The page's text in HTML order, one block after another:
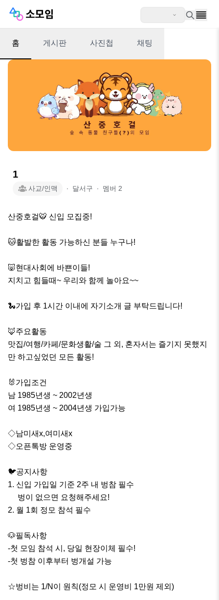
홈 게시판 사진첩 채팅
1
사교/인맥 ∙ 달서구 ∙ 멤버 2
산중호걸🐯 신입 모집중!
🐱활발한 활동 가능하신 분들 누구나!
🐷현대사회에 바쁜이들!
지치고 힘들때~ 우리와 함께 놀아요~~
🐍가입 후 1시간 이내에 자기소개 글 부탁드립니다!
🦊주요활동
맛집/여행/카페/문화생활/술 그 외, 혼자서는 즐기지 못했지
만 하고싶었던 모든 활동!
🐰가입조건
남 1985년생 ~ 2002년생
여 1985년생 ~ 2004년생 가입가능
◇남미새x,여미새x
◇오픈톡방 운영중
🐦공지사항
1. 신입 가입일 기준 2주 내 벙참 필수
2. 월 1회 정모 참석 필수
🐶필독사항
-첫 모임 참석 시, 당일 현장이체 필수!
-첫 벙참 이후부터 벙개설 가능
☆벙비는 1/N이 원칙(정모 시 운영비 1만원 제외)